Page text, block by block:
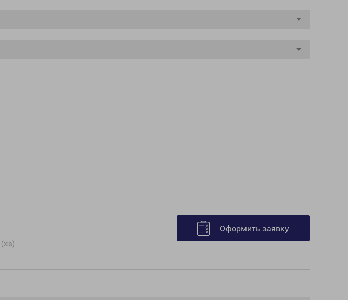
(xls)
Оформить заявку